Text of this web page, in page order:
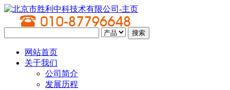
网站首页
关于我们
公司简介
发展历程